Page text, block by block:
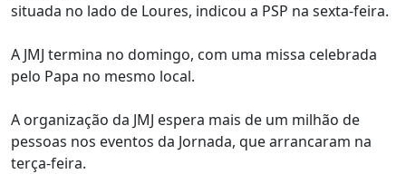
situada no lado de Loures, indicou a PSP na sexta-feira.
A JMJ termina no domingo, com uma missa celebrada
pelo Papa no mesmo local.
A organização da JMJ espera mais de um milhão de
pessoas nos eventos da Jornada, que arrancaram na
terça-feira.